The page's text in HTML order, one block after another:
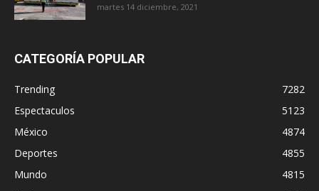
martes 14 diciembre, 2021
CATEGORÍA POPULAR
Trending
7282
Espectaculos
5123
México
4874
Deportes
4855
Mundo
4815